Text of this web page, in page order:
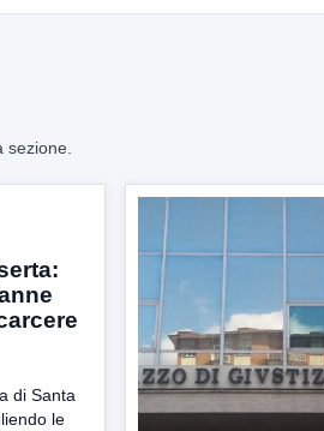
di Santa
le